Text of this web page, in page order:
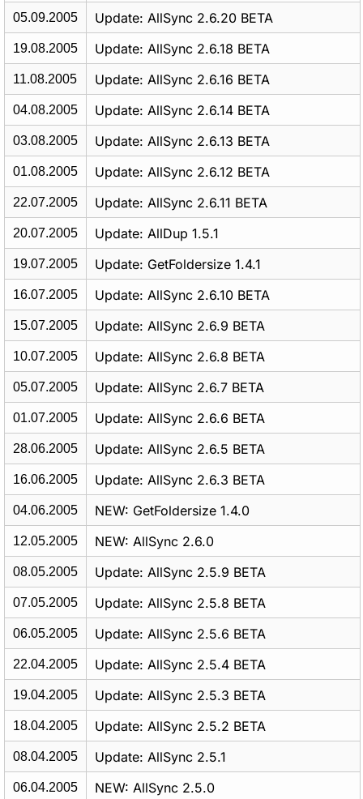
05.09.2005 Update: AllSync 2.6.20 BETA
19.08.2005 Update: AllSync 2.6.18 BETA
11.08.2005 Update: AllSync 2.6.16 BETA
04.08.2005 Update: AllSync 2.6.14 BETA
03.08.2005 Update: AllSync 2.6.13 BETA
01.08.2005 Update: AllSync 2.6.12 BETA
22.07.2005 Update: AllSync 2.6.11 BETA
20.07.2005 Update: AllDup 1.5.1
19.07.2005 Update: GetFoldersize 1.4.1
16.07.2005 Update: AllSync 2.6.10 BETA
15.07.2005 Update: AllSync 2.6.9 BETA
10.07.2005 Update: AllSync 2.6.8 BETA
05.07.2005 Update: AllSync 2.6.7 BETA
01.07.2005 Update: AllSync 2.6.6 BETA
28.06.2005 Update: AllSync 2.6.5 BETA
16.06.2005 Update: AllSync 2.6.3 BETA
04.06.2005 NEW: GetFoldersize 1.4.0
12.05.2005 NEW: AllSync 2.6.0
08.05.2005 Update: AllSync 2.5.9 BETA
07.05.2005 Update: AllSync 2.5.8 BETA
06.05.2005 Update: AllSync 2.5.6 BETA
22.04.2005 Update: AllSync 2.5.4 BETA
19.04.2005 Update: AllSync 2.5.3 BETA
18.04.2005 Update: AllSync 2.5.2 BETA
08.04.2005 Update: AllSync 2.5.1
06.04.2005 NEW: AllSync 2.5.0